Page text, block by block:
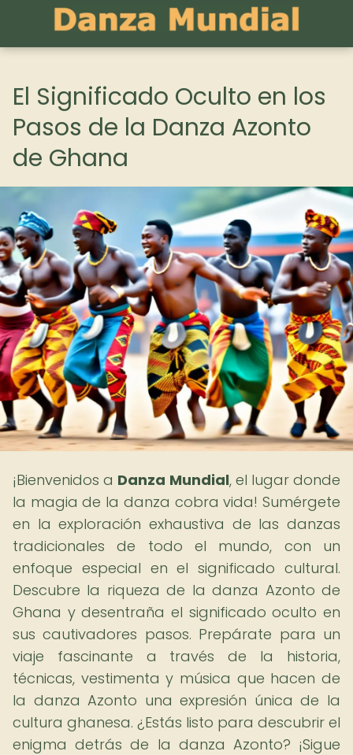
El Significado Oculto en los
Pasos de la Danza Azonto
de Ghana
¡Bienvenidos a Danza Mundial, el lugar donde
la magia de la danza cobra vida! Sumérgete
en la exploración exhaustiva de las danzas
tradicionales de todo el mundo, con un
enfoque especial en el significado cultural.
Descubre la riqueza de la danza Azonto de
Ghana y desentraña el significado oculto en
sus cautivadores pasos. Prepárate para un
viaje fascinante a través de la historia,
técnicas, vestimenta y música que hacen de
la danza Azonto una expresión única de la
cultura ghanesa. ¿Estás listo para descubrir el
enigma detrás de la danza Azonto? ¡Sigue